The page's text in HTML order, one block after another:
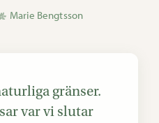
Marie Bengtsson
gränser.
var vi slutar